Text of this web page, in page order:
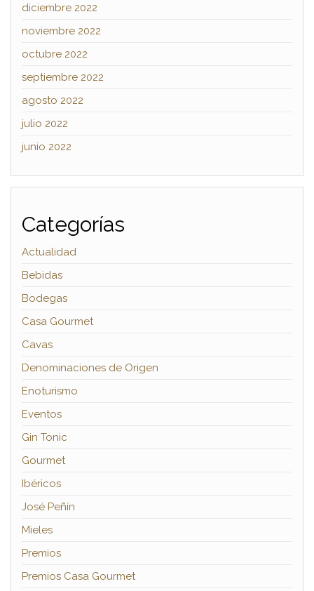
diciembre 2022
noviembre 2022
octubre 2022
septiembre 2022
agosto 2022
julio 2022
junio 2022
Categorías
Actualidad
Bebidas
Bodegas
Casa Gourmet
Cavas
Denominaciones de Origen
Enoturismo
Eventos
Gin Tonic
Gourmet
Ibéricos
José Peñín
Mieles
Premios
Premios Casa Gourmet